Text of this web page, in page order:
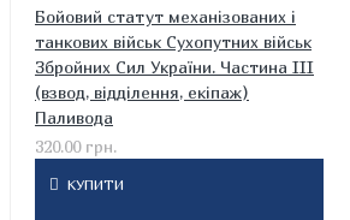
Бойовий статут механізованих і
танкових військ Сухопутних військ
Збройних Сил України. Частина ІІІ
(взвод, відділення, екіпаж)
Паливода
320.00 грн.
КУПИТИ